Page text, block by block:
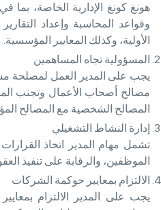
هونغ كونغ الإدارية الخاصة، بما
وقواعد المحاسبة وإعداد
الأولية، وكذلك المعايير المؤسسية.
المسؤولية تجاه المساهمين
يجب على المدير العمل لمصلحة
مصالح أصحاب الأعمال وتجنب
المصالح الشخصية مع المصالح
إدارة النشاط التشغيلي
تشمل مهام المدير اتخاذ القرارات
الموظفين، والرقابة على تنفيذ
الالتزام بمعايير حوكمة الشركات
يجب على المدير الالتزام